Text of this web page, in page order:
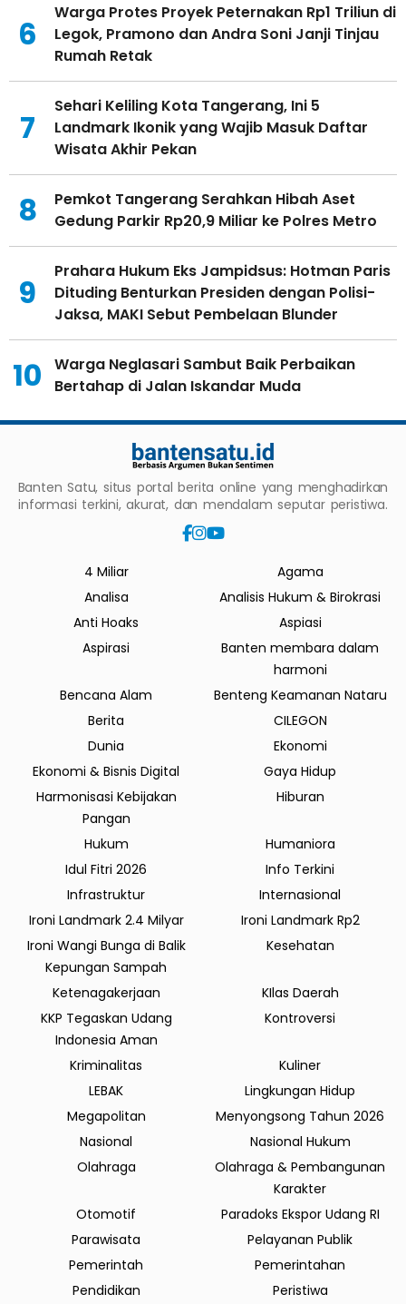
6
Warga Protes Proyek Peternakan Rp1 Triliun di
Legok, Pramono dan Andra Soni Janji Tinjau
Rumah Retak
7
Sehari Keliling Kota Tangerang, Ini 5
Landmark Ikonik yang Wajib Masuk Daftar
Wisata Akhir Pekan
8
Pemkot Tangerang Serahkan Hibah Aset
Gedung Parkir Rp20,9 Miliar ke Polres Metro
9
Prahara Hukum Eks Jampidsus: Hotman Paris
Dituding Benturkan Presiden dengan Polisi-
Jaksa, MAKI Sebut Pembelaan Blunder
10
Warga Neglasari Sambut Baik Perbaikan
Bertahap di Jalan Iskandar Muda
Banten Satu, situs portal berita online yang menghadirkan
informasi terkini, akurat, dan mendalam seputar peristiwa.
4 Miliar
Agama
Analisa
Analisis Hukum & Birokrasi
Anti Hoaks
Aspiasi
Aspirasi
Banten membara dalam
harmoni
Bencana Alam
Benteng Keamanan Nataru
Berita
CILEGON
Dunia
Ekonomi
Ekonomi & Bisnis Digital
Gaya Hidup
Harmonisasi Kebijakan
Pangan
Hiburan
Hukum
Humaniora
Idul Fitri 2026
Info Terkini
Infrastruktur
Internasional
Ironi Landmark 2.4 Milyar
Ironi Landmark Rp2
Ironi Wangi Bunga di Balik
Kepungan Sampah
Kesehatan
Ketenagakerjaan
KIlas Daerah
KKP Tegaskan Udang
Indonesia Aman
Kontroversi
Kriminalitas
Kuliner
LEBAK
Lingkungan Hidup
Megapolitan
Menyongsong Tahun 2026
Nasional
Nasional Hukum
Olahraga
Olahraga & Pembangunan
Karakter
Otomotif
Paradoks Ekspor Udang RI
Parawisata
Pelayanan Publik
Pemerintah
Pemerintahan
Pendidikan
Peristiwa